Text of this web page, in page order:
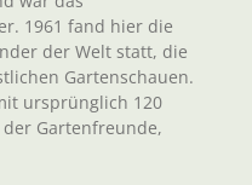
1961 fand hier die
der Welt statt, die
Gartenschauen.
ursprünglich 120
Gartenfreunde,